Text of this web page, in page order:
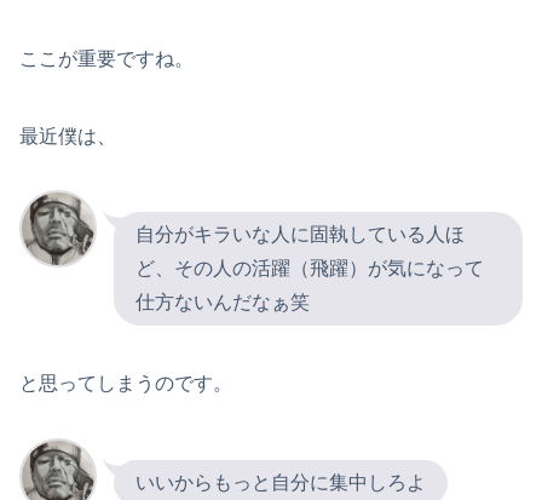
ここが重要ですね。
最近僕は、
自分がキラいな人に固執している人ほ
ど、その人の活躍（飛躍）が気になって
仕方ないんだなぁ笑
と思ってしまうのです。
いいからもっと自分に集中しろよ